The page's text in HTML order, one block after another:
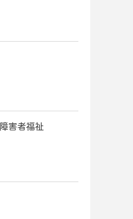
障害者福祉